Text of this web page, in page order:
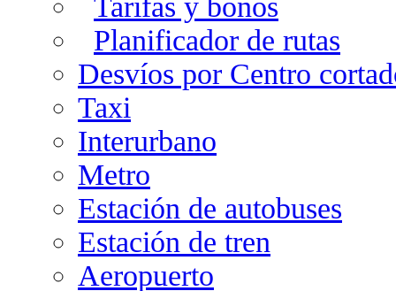
Tarifas y bonos
Planificador de rutas
Desvíos por Centro
Taxi
Interurbano
Metro
Estación de autobuses
Estación de tren
Aeropuerto